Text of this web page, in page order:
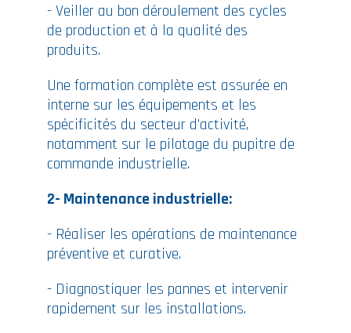
- Veiller au bon déroulement des cycles
de production et à la qualité des
produits.
Une formation complète est assurée en
interne sur les équipements et les
spécificités du secteur d’activité,
notamment sur le pilotage du pupitre de
commande industrielle.
2- Maintenance industrielle:
- Réaliser les opérations de maintenance
préventive et curative.
- Diagnostiquer les pannes et intervenir
rapidement sur les installations.